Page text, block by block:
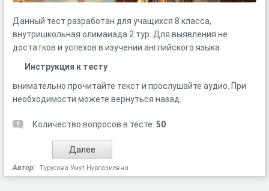
Данный тест разработан для учащихся 8 класса,
внутришкольная олимаиада 2 тур. Для выявления не
достатков и успехов в изучении английского языка
Инструкция к тесту
внимательно прочитайте текст и прослушайте аудио. При
необходимости можете вернуться назад.
Количество вопросов в тесте: 50
Автор: Турусова Умут Нургазиевна